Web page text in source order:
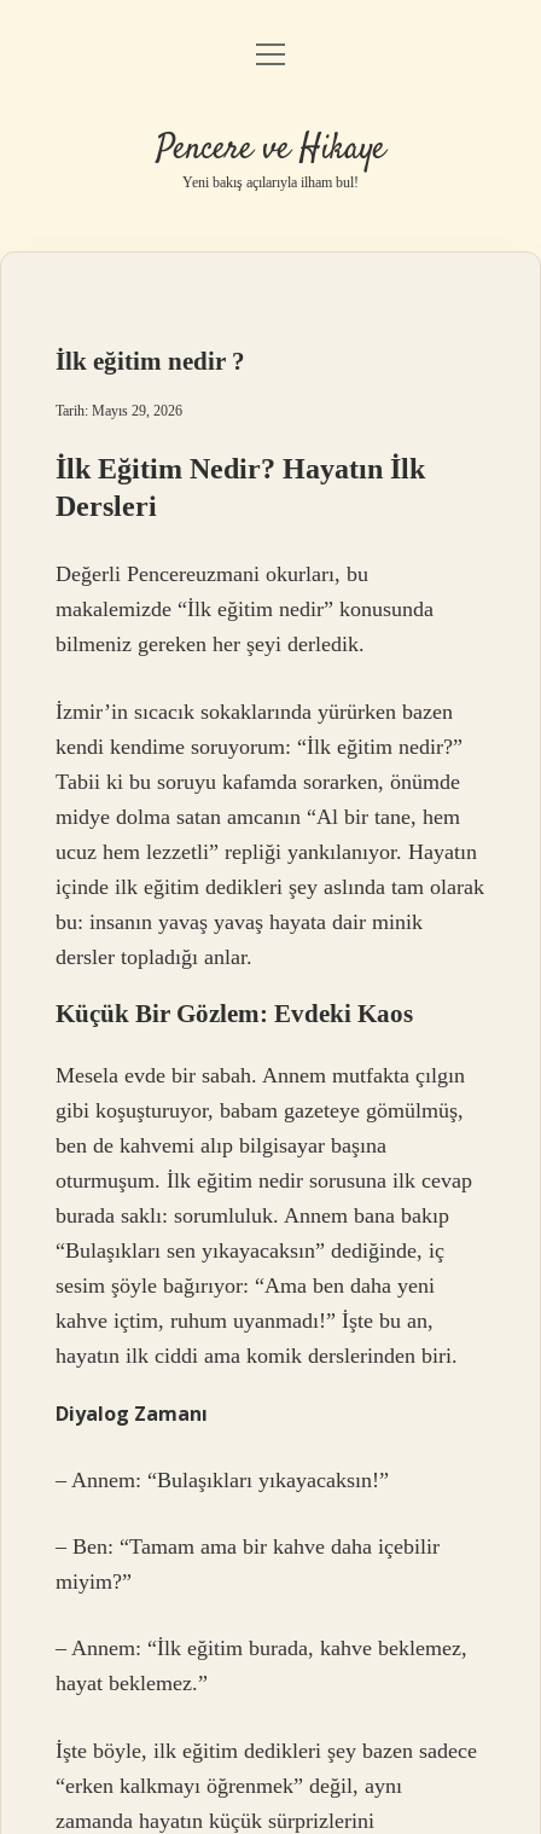
Anasayfa
Yasal Uyarı
menüyü
Pencere ve Hikaye
Yeni bakış açılarıyla ilham bul!
İlk eğitim nedir ?
Tarih: Mayıs 29, 2026
İlk Eğitim Nedir? Hayatın İlk
Dersleri
Değerli Pencereuzmani okurları, bu
makalemizde “İlk eğitim nedir” konusunda
bilmeniz gereken her şeyi derledik.
İzmir’in sıcacık sokaklarında yürürken bazen
kendi kendime soruyorum: “İlk eğitim nedir?”
Tabii ki bu soruyu kafamda sorarken, önümde
midye dolma satan amcanın “Al bir tane, hem
ucuz hem lezzetli” repliği yankılanıyor. Hayatın
içinde ilk eğitim dedikleri şey aslında tam olarak
bu: insanın yavaş yavaş hayata dair minik
dersler topladığı anlar.
Küçük Bir Gözlem: Evdeki Kaos
Mesela evde bir sabah. Annem mutfakta çılgın
gibi koşuşturuyor, babam gazeteye gömülmüş,
ben de kahvemi alıp bilgisayar başına
oturmuşum. İlk eğitim nedir sorusuna ilk cevap
burada saklı: sorumluluk. Annem bana bakıp
“Bulaşıkları sen yıkayacaksın” dediğinde, iç
sesim şöyle bağırıyor: “Ama ben daha yeni
kahve içtim, ruhum uyanmadı!” İşte bu an,
hayatın ilk ciddi ama komik derslerinden biri.
Diyalog Zamanı
– Annem: “Bulaşıkları yıkayacaksın!”
– Ben: “Tamam ama bir kahve daha içebilir
miyim?”
– Annem: “İlk eğitim burada, kahve beklemez,
hayat beklemez.”
İşte böyle, ilk eğitim dedikleri şey bazen sadece
“erken kalkmayı öğrenmek” değil, aynı
zamanda hayatın küçük sürprizlerini